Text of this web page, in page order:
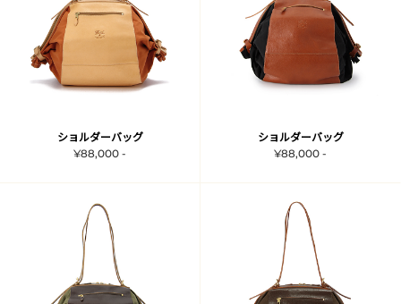
ショルダーバッグ
¥88,000 -
ショルダーバッグ
¥88,000 -